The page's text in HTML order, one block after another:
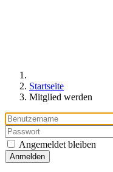
Startseite
Mitglied werden
Angemeldet bleiben
Anmelden